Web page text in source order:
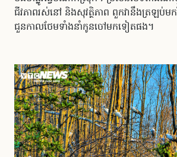
ជីវភាពរស់នៅ និងសុវត្ថិភាព ពួកវានឹងត្រឡប់មក
ជួនកាលថែមទាំងនាំកូនចៅមកទៀតផង។